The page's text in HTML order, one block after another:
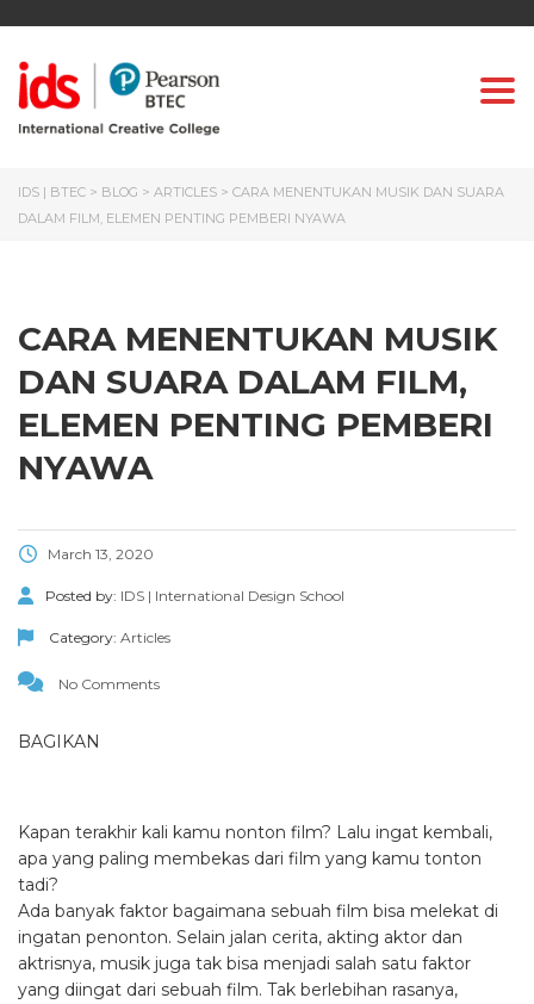
IDS | BTEC > BLOG > ARTICLES > CARA MENENTUKAN MUSIK DAN SUARA
DALAM FILM, ELEMEN PENTING PEMBERI NYAWA
CARA MENENTUKAN MUSIK
DAN SUARA DALAM FILM,
ELEMEN PENTING PEMBERI
NYAWA
March 13, 2020
Posted by: IDS | International Design School
Category: Articles
No Comments
BAGIKAN
Kapan terakhir kali kamu nonton film? Lalu ingat kembali,
apa yang paling membekas dari film yang kamu tonton
tadi?
Ada banyak faktor bagaimana sebuah film bisa melekat di
ingatan penonton. Selain jalan cerita, akting aktor dan
aktrisnya, musik juga tak bisa menjadi salah satu faktor
yang diingat dari sebuah film. Tak berlebihan rasanya,